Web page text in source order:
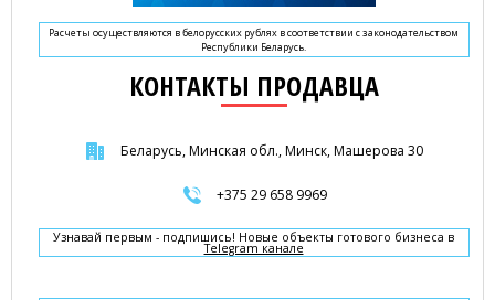
Расчеты осуществляются в белорусских рублях в соответствии с законодательством
Республики Беларусь.
КОНТАКТЫ ПРОДАВЦА
Беларусь, Минская обл., Минск, Машерова 30
+375 29 658 9969
Узнавай первым - подпишись! Новые объекты готового бизнеса в
Telegram канале